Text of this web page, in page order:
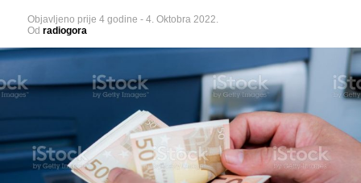
Objavljeno prije 4 godine - 4. Oktobra 2022.
Od radiogora